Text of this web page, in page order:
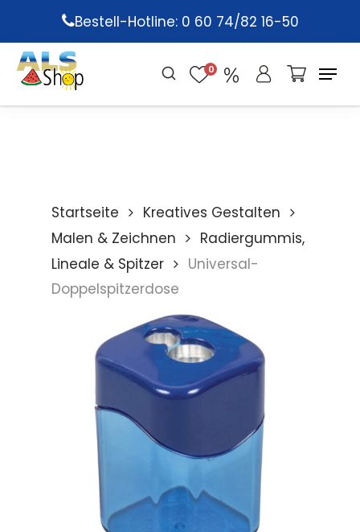
main
content
Bestell-Hotline: 0 60 74/82 16-50
0
Startseite
Kreatives Gestalten
Malen & Zeichnen
Radiergummis,
Lineale & Spitzer
Universal-
Doppelspitzerdose